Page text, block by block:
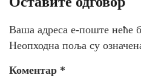
Ваша адреса е-поште неће
Неопходна поља су
Коментар *